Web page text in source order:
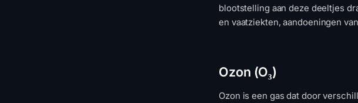
blootstelling aan deze deeltjes
en vaatziekten, aandoeningen
Ozon (O₃)
Ozon is een gas dat door